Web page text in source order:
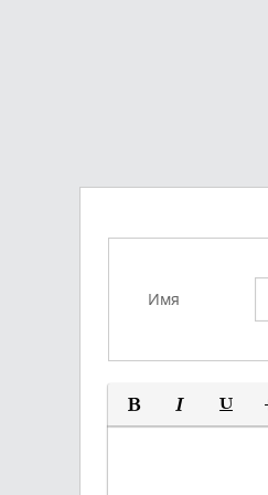
Имя
Полужирный
Курсив